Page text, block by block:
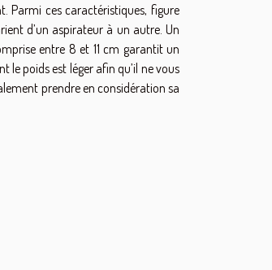
Parmi ces caractéristiques, figure
d’un aspirateur à un autre. Un
entre 8 et 11 cm garantit un
le poids est léger afin qu’il ne vous
prendre en considération sa